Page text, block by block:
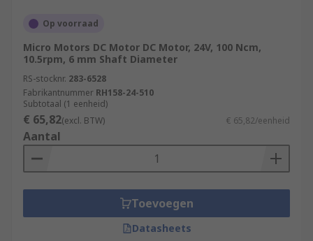
Op voorraad
Micro Motors DC Motor DC Motor, 24V, 100 Ncm,
10.5rpm, 6 mm Shaft Diameter
RS-stocknr. 283-6528
Fabrikantnummer RH158-24-510
Subtotaal (1 eenheid)
€ 65,82(excl. BTW) € 65,82/eenheid
Aantal
Toevoegen
Datasheets